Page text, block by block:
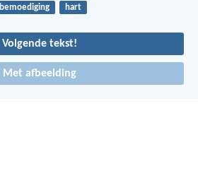
bemoediging hart
Volgende tekst!
Met afbeelding